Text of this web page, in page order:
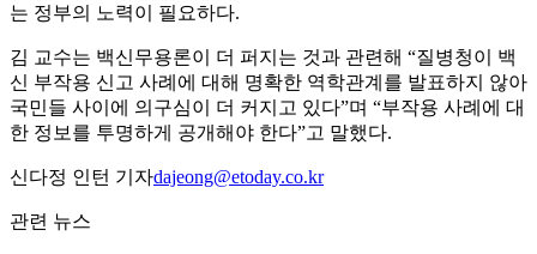
는 정부의 노력이 필요하다.
김 교수는 백신무용론이 더 퍼지는 것과 관련해 “질병청이 백
신 부작용 신고 사례에 대해 명확한 역학관계를 발표하지 않아
국민들 사이에 의구심이 더 커지고 있다”며 “부작용 사례에 대
한 정보를 투명하게 공개해야 한다”고 말했다.
신다정 인턴 기자dajeong@etoday.co.kr
관련 뉴스